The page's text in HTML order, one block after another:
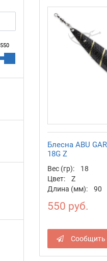
550
Блесна ABU
18G Z
Вес (гр):
18
Цвет:
Z
Длина (мм):
90
550 руб.
Сообщить